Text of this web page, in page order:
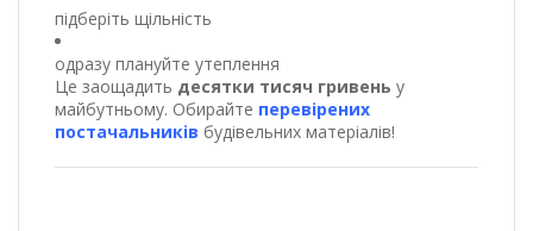
підберіть щільність
одразу плануйте утеплення
Це заощадить десятки тисяч гривень у
майбутньому. Обирайте перевірених
постачальників будівельних матеріалів!